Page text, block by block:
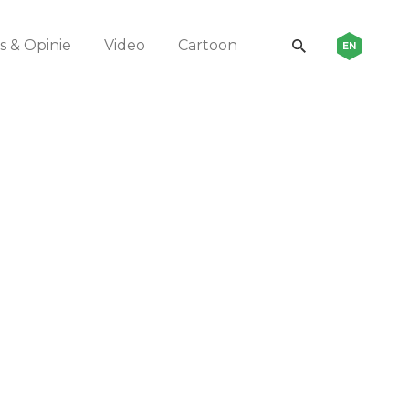
& Opinie Video Cartoon EN